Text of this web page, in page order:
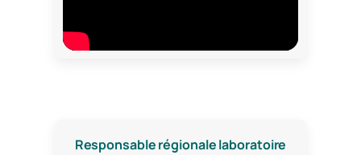
Responsable régionale laboratoire